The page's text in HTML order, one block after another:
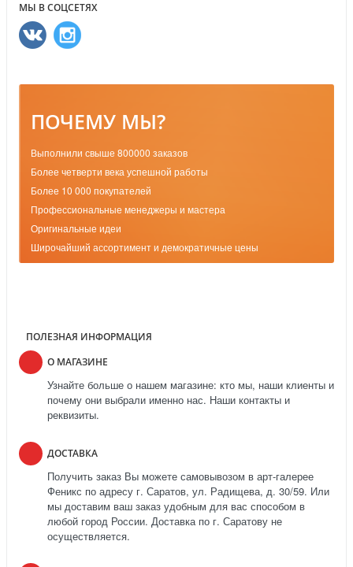
МЫ В СОЦСЕТЯХ
ПОЧЕМУ МЫ?
Выполнили свыше 800000 заказов
Более четверти века успешной работы
Более 10 000 покупателей
Профессиональные менеджеры и мастера
Оригинальные идеи
Широчайший ассортимент и демократичные цены
ПОЛЕЗНАЯ ИНФОРМАЦИЯ
О МАГАЗИНЕ
Узнайте больше о нашем магазине: кто мы, наши клиенты и
почему они выбрали именно нас. Наши контакты и
реквизиты.
ДОСТАВКА
Получить заказ Вы можете самовывозом в арт-галерее
Феникс по адресу г. Саратов, ул. Радищева, д. 30/59. Или
мы доставим ваш заказ удобным для вас способом в
любой город России. Доставка по г. Саратову не
осуществляется.